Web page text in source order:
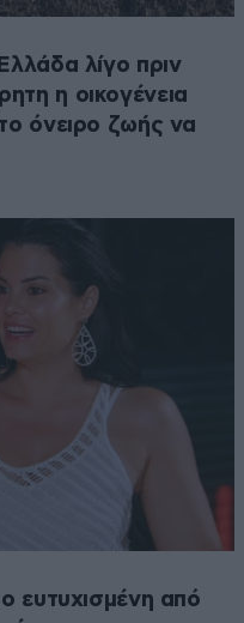
λίγο πριν
η οικογένεια
όνειρο ζωής να
ευτυχισμένη από